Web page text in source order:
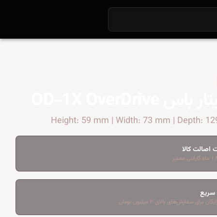
اصالت کالا
سریع
برای سفارش‌های بالای ۲ میلیون تومان